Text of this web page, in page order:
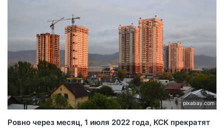
pixabay.com
Ровно через месяц, 1 июля 2022 года, КСК прекратят